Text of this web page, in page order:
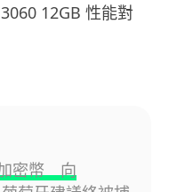
密幣 向